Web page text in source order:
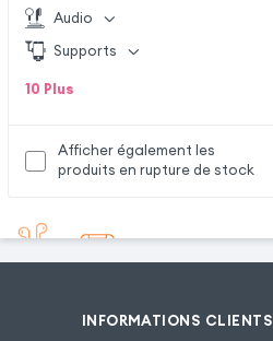
Audio
Supports
10 Plus
Afficher également les
produits en rupture de stock
INFORMATIONS CLIENTS